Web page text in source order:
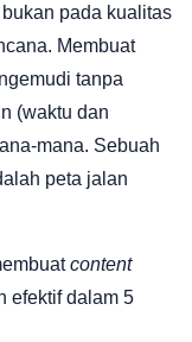
pada kualitas
Membuat
tanpa
(waktu dan
mana. Sebuah
peta jalan
content
efektif dalam 5